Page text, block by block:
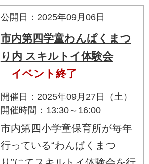
公開日：2025年09月06日
市内第四学童わんぱくまつ
り内 スキルトイ体験会
イベント終了
開催日：2025年09月27日（土）
開催時間：13:30～16:00
市内第四小学童保育所が毎年
行っている“わんぱくまつ